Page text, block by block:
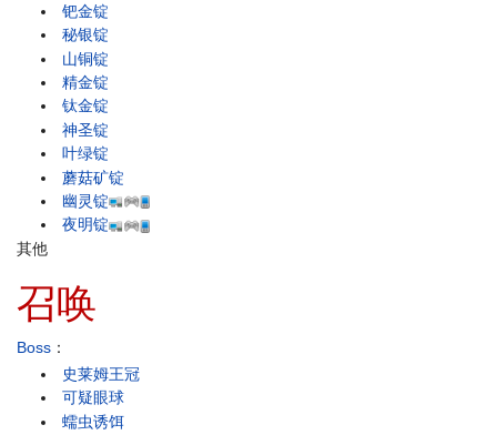
钯金锭
秘银锭
山铜锭
精金锭
钛金锭
神圣锭
叶绿锭
蘑菇矿锭
幽灵锭
夜明锭
其他
召唤
Boss ：
史莱姆王冠
可疑眼球
蠕虫诱饵